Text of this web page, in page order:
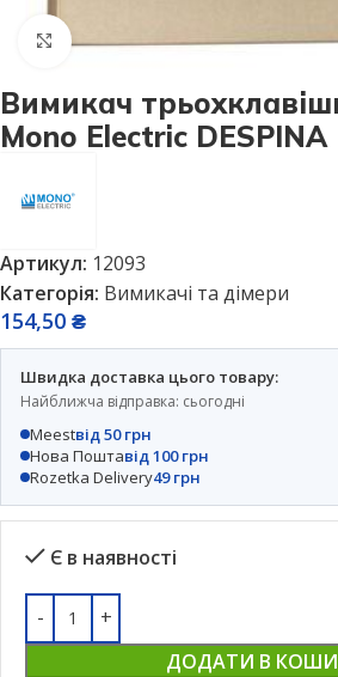
Натисніть, щоб збільшити
Вимикач
Mono Electric DESPINA
Артикул: 12093
Категорія: Вимикачі та дімери
154,50 ₴
Швидка доставка цього товару:
Найближча відправка: сьогодні
Meestвід 50 грн
Нова Поштавід 100 грн
Rozetka Delivery49 грн
Є в наявності
ДОДАТИ В